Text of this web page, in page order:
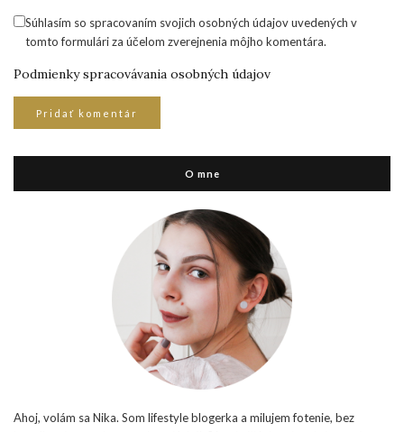
Súhlasím so spracovaním svojich osobných údajov uvedených v
tomto formulári za účelom zverejnenia môjho komentára.
Podmienky spracovávania osobných údajov
O mne
Ahoj, volám sa Nika. Som lifestyle blogerka a milujem fotenie, bez